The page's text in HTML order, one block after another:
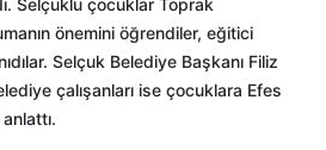
Selçuklu çocuklar Toprak
önemini öğrendiler, eğitici
Selçuk Belediye Başkanı Filiz
çalışanları ise çocuklara Efes